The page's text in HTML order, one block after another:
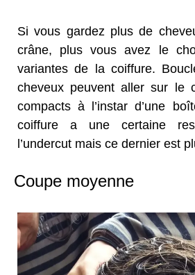
Si vous gardez plus de
crâne, plus vous avez le
variantes de la coiffure.
cheveux peuvent aller sur le
compacts à l’instar d’une
coiffure a une certaine
l’undercut mais ce dernier est
Coupe moyenne